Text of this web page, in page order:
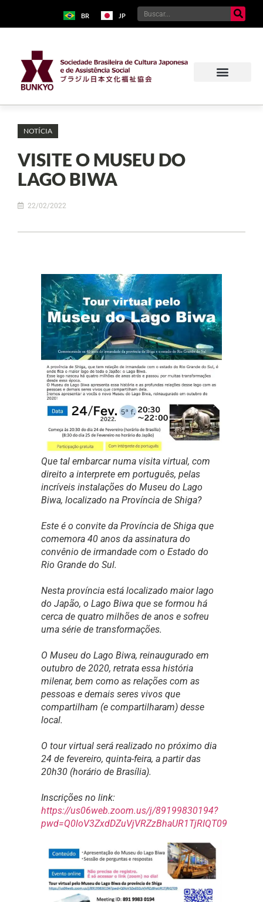
BR JP
NOTÍCIA
VISITE O MUSEU DO
LAGO BIWA
22/02/2022
Que tal embarcar numa visita virtual, com
direito a interprete em português, pelas
incríveis instalações do Museu do Lago
Biwa, localizado na Província de Shiga?
Este é o convite da Província de Shiga que
comemora 40 anos da assinatura do
convênio de irmandade com o Estado do
Rio Grande do Sul.
Nesta província está localizado maior lago
do Japão, o Lago Biwa que se formou há
cerca de quatro milhões de anos e sofreu
uma série de transformações.
O Museu do Lago Biwa, reinaugurado em
outubro de 2020, retrata essa história
milenar, bem como as relações com as
pessoas e demais seres vivos que
compartilham (e compartilharam) desse
local.
O tour virtual será realizado no próximo dia
24 de fevereiro, quinta-feira, a partir das
20h30 (horário de Brasília).
Inscrições no link:
https://us06web.zoom.us/j/89199830194?
pwd=Q0loV3ZxdDZuVjVRZzBhaUR1TjRIQT09